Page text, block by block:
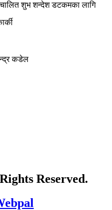
संचालित शुभ शन्देश डटकमका लागि
कडेल
Reserved.